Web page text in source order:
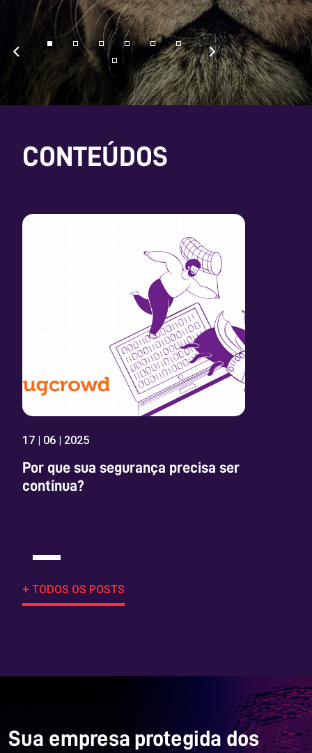
CONTEÚDOS
17 | 06 | 2025
Por que sua segurança precisa ser
contínua?
+ TODOS OS POSTS
Sua empresa protegida dos